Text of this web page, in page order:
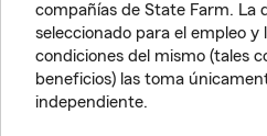
compañías de State Farm. La
seleccionado para el empleo y
condiciones del mismo (tales
beneficios) las toma
independiente.